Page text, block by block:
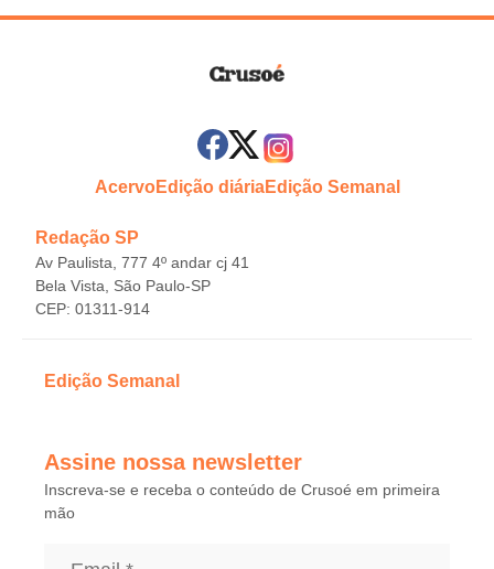
AcervoEdição diáriaEdição Semanal
Redação SP
Av Paulista, 777 4º andar cj 41
Bela Vista, São Paulo-SP
CEP: 01311-914
Edição Semanal
Assine nossa newsletter
Inscreva-se e receba o conteúdo de Crusoé em primeira
mão